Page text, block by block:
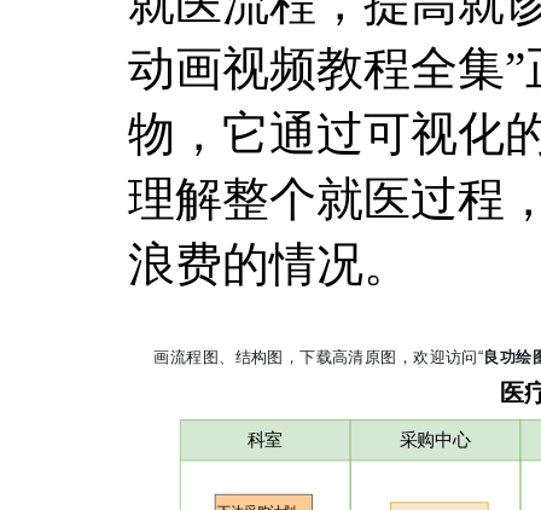
动画视频教程全集
物，它通过可视化
理解整个就医过程
浪费的情况。